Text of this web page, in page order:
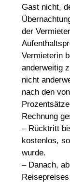
Gast nicht,
der
Vermieterin
anderweitig
nicht
nach den
Rechnung
– Rücktritt
kostenlos,
wurde.
– Danach,